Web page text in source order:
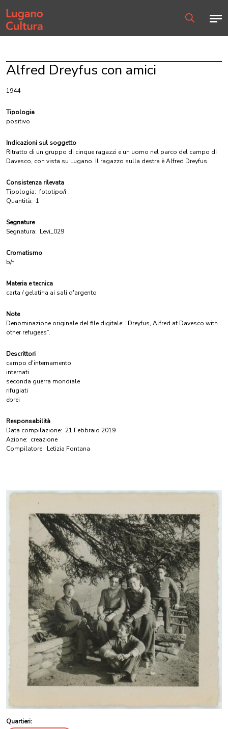
Home page
Alfred Dreyfus con amici
1944
Tipologia
positivo
Indicazioni sul soggetto
Ritratto di un gruppo di cinque ragazzi e un uomo nel parco del campo di
Davesco, con vista su Lugano. Il ragazzo sulla destra è Alfred Dreyfus.
Consistenza rilevata
Tipologia: fototipo/i
Quantità: 1
Segnature
Segnatura: Levi_029
Cromatismo
b/n
Materia e tecnica
carta / gelatina ai sali d'argento
Note
Denominazione originale del file digitale: “Dreyfus, Alfred at Davesco with
other refugees”.
Descrittori
campo d'internamento
internati
seconda guerra mondiale
rifugiati
ebrei
Responsabilità
Data compilazione: 21 Febbraio 2019
Azione: creazione
Compilatore: Letizia Fontana
Quartieri: